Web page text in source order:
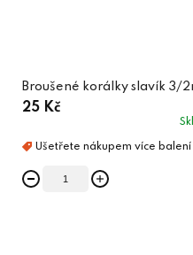
Broušené korálky slavík 3/
25 Kč